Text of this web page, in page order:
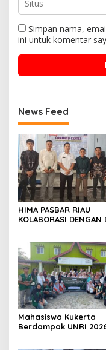
Simpan nama,
ini untuk komentar
News Feed
HIMA PASBAR RIAU
KOLABORASI DENGAN
MENGAWAL DAN
PILWANA BADUNSANAK
KABUPATEN PASAMAN
2026
Mahasiswa Kukerta
Berdampak UNRI